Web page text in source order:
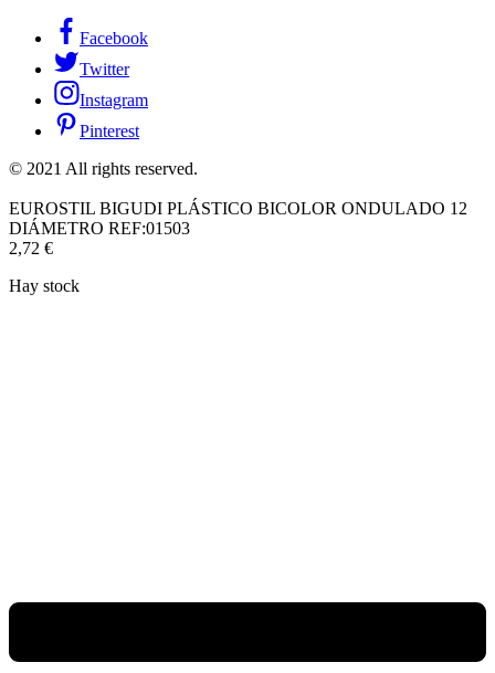
Facebook
Twitter
Instagram
Pinterest
© 2021 All rights reserved.
EUROSTIL BIGUDI PLÁSTICO BICOLOR ONDULADO 12
DIÁMETRO REF:01503
2,72 €
Hay stock